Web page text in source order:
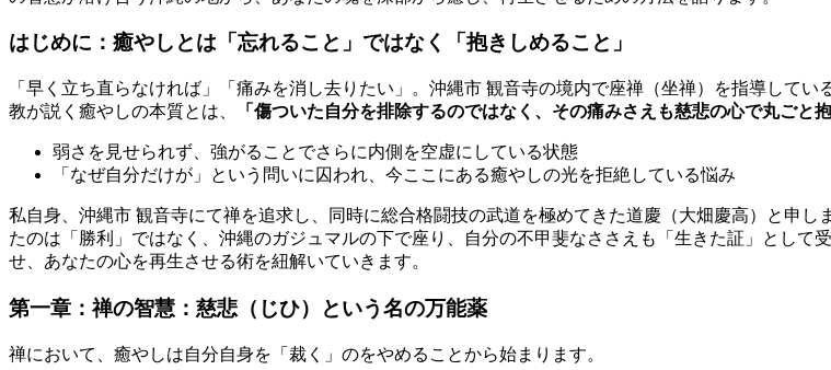
はじめに：癒やしとは「忘れること」ではなく「抱きしめること」
「早く立ち直らなければ」「痛みを消し去りたい」。沖縄市 観音寺の境内で座禅（坐禅）を指導して
教が説く癒やしの本質とは、
「傷ついた自分を排除するのではなく、その痛みさえも慈悲の心で丸ごと
弱さを見せられず、強がることでさらに内側を空虚にしている状態
「なぜ自分だけが」という問いに囚われ、今ここにある癒やしの光を拒絶している悩み
私自身、沖縄市 観音寺にて禅を追求し、同時に総合格闘技の武道を極めてきた道慶（大畑慶高）と申
たのは「勝利」ではなく、沖縄のガジュマルの下で座り、自分の不甲斐なささえも「生きた証」とし
せ、あなたの心を再生させる術を紐解いていきます。
第一章：禅の智慧：慈悲（じひ）という名の万能薬
禅において、癒やしは自分自身を「裁く」のをやめることから始まります。